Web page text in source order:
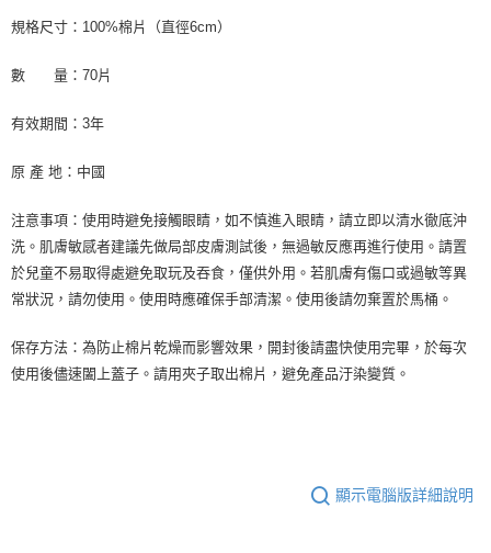
規格尺寸：100%棉片（直徑6cm）
數 量：70片
有效期間：3年
原 產 地：中國
注意事項：使用時避免接觸眼睛，如不慎進入眼睛，請立即以清水徹底沖
洗。肌膚敏感者建議先做局部皮膚測試後，無過敏反應再進行使用。請置
於兒童不易取得處避免取玩及吞食，僅供外用。若肌膚有傷口或過敏等異
常狀況，請勿使用。使用時應確保手部清潔。使用後請勿棄置於馬桶。
保存方法：為防止棉片乾燥而影響效果，開封後請盡快使用完畢，於每次
使用後儘速闔上蓋子。請用夾子取出棉片，避免產品汙染變質。
顯示電腦版詳細說明